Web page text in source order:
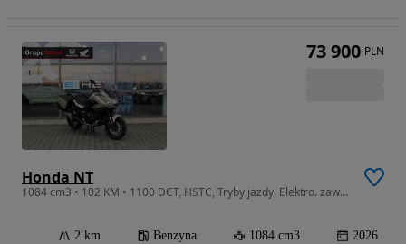
Honda NT
1084 cm3 • 102 KM • 1100 DCT, HSTC, Tryby jazdy, Elektro. zawiesz. *DOSTĘPNE INNE KOLORY*
2 km Benzyna 1084 cm3 2026
73 900 PLN